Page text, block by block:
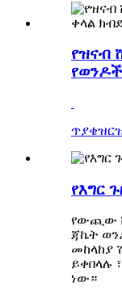
የዝናብ
ጥያቄ
የእግር
የውጪው
ጃኬት
መከላከያ
ይቀበላሉ
ነው።